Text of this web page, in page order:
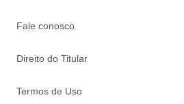
Fale conosco
Direito do Titular
Termos de Uso